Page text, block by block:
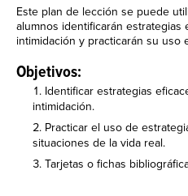
Este plan de lección se puede
alumnos identificarán estrategias
intimidación y practicarán su uso
Objetivos:
Identificar estrategias
intimidación.
Practicar el uso de
situaciones de la vida real.
Tarjetas o fichas